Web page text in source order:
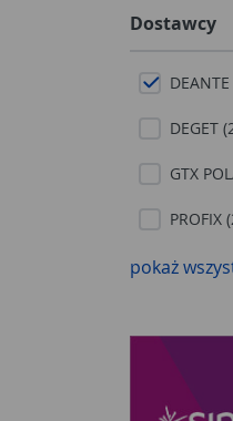
Dostawcy
DEGET
GTX
PROFIX
pokaż